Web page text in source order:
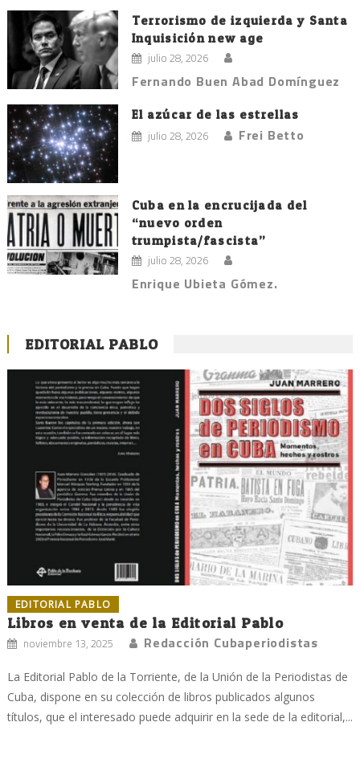
Terrorismo de izquierda y Santa
Inquisición new age
julio 28, 2026
Fernando Buen Abad Domínguez
El azúcar de las estrellas
julio 28, 2026 Frei Betto
Cuba en la encrucijada del
“nuevo orden
trumpista/fascista”
julio 28, 2026
Enrique Ubieta Gómez.
EDITORIAL PABLO
EDITORIAL PABLO
Libros en venta de la Editorial Pablo
noviembre 13, 2025 Redacción Cubaperiodistas
La Editorial Pablo de la Torriente, de la Unión de la Periodistas de
Cuba, dispone en su colección de libros publicados algunos
títulos, que el interesado puede adquirir en la sede de la editorial,...